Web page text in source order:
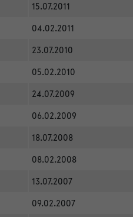
15.07.2011
04.02.2011
23.07.2010
05.02.2010
24.07.2009
06.02.2009
18.07.2008
08.02.2008
13.07.2007
09.02.2007